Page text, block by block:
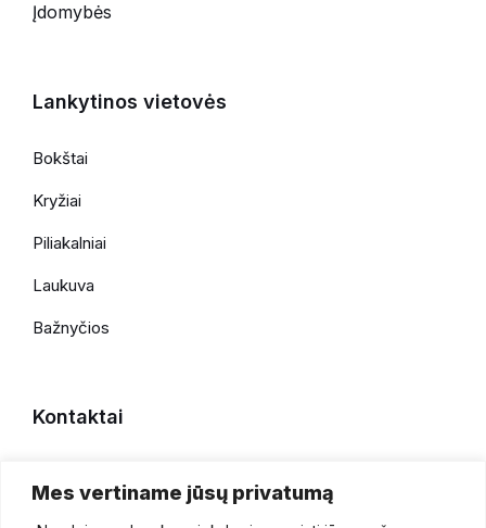
Mes vertiname jūsų privatumą
Įdomybės
Lankytinos vietovės
Bokštai
Kryžiai
Piliakalniai
Laukuva
Bažnyčios
Kontaktai
faktaiapiesilale@gmail.com